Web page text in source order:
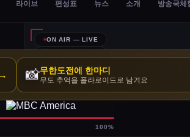
→ 📸무한도전에 한마디
무도 추억을 폴라로이드로 남겨요